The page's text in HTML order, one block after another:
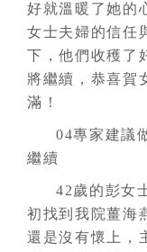
好就溫暖了她的
女士夫婦的信任
下，他們收穫了
將繼續，恭喜賀
滿！
04專家建議
繼續
42歲的彭女
初找到我院薑海
還是沒有懷上，